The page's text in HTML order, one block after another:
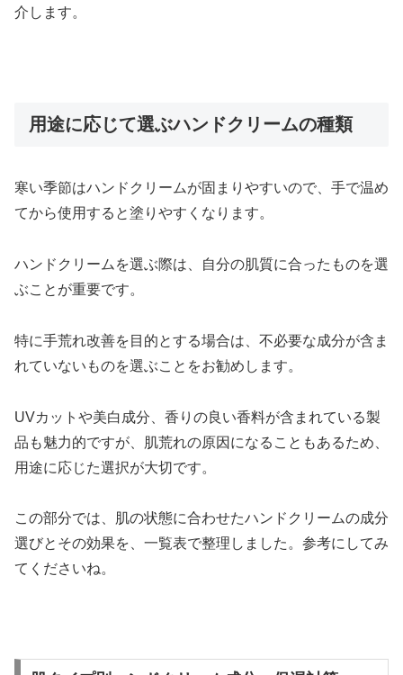
介します。
用途に応じて選ぶハンドクリームの種類
寒い季節はハンドクリームが固まりやすいので、手で温め
てから使用すると塗りやすくなります。
ハンドクリームを選ぶ際は、自分の肌質に合ったものを選
ぶことが重要です。
特に手荒れ改善を目的とする場合は、不必要な成分が含ま
れていないものを選ぶことをお勧めします。
UVカットや美白成分、香りの良い香料が含まれている製
品も魅力的ですが、肌荒れの原因になることもあるため、
用途に応じた選択が大切です。
この部分では、肌の状態に合わせたハンドクリームの成分
選びとその効果を、一覧表で整理しました。参考にしてみ
てくださいね。